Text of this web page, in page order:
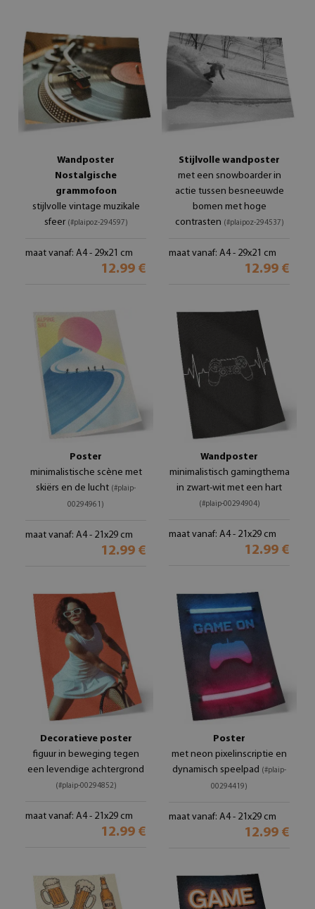
Wandposter
Nostalgische
grammofoon
stijlvolle vintage muzikale
sfeer (#plaipoz-294597)
maat vanaf: A4 - 29x21 cm
12.99 €
Stijlvolle wandposter
met een snowboarder in
actie tussen besneeuwde
bomen met hoge
contrasten (#plaipoz-294537)
maat vanaf: A4 - 29x21 cm
12.99 €
Poster
minimalistische scène met
skiërs en de lucht (#plaip-
00294961)
maat vanaf: A4 - 21x29 cm
12.99 €
Wandposter
minimalistisch gamingthema
in zwart-wit met een hart
(#plaip-00294904)
maat vanaf: A4 - 21x29 cm
12.99 €
Decoratieve poster
figuur in beweging tegen
een levendige achtergrond
(#plaip-00294852)
maat vanaf: A4 - 21x29 cm
12.99 €
Poster
met neon pixelinscriptie en
dynamisch speelpad (#plaip-
00294419)
maat vanaf: A4 - 21x29 cm
12.99 €